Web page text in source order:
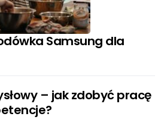
Samsung dla
– jak zdobyć pracę